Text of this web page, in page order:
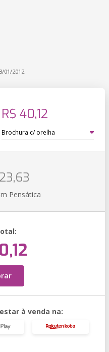
01/2012
R$ 40,12
Pensática
à venda na: